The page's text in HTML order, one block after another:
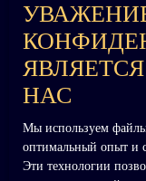
На платформе
НАС
Мы используем
оптимальный опыт и
Эти технологии